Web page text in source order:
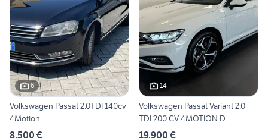
6
Volkswagen Passat 2.0TDI 140cv
4Motion
8.500 €
14
Volkswagen Passat Variant 2.0
TDI 200 CV 4MOTION D
19.900 €